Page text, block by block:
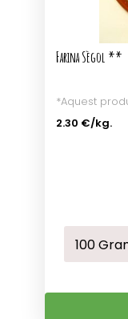
Farina Sègol **
*Aquest
2.30 €/kg.